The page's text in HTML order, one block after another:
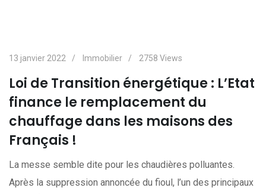
13 janvier 2022 Immobilier 2758 Views
Loi de Transition énergétique : L’Etat
finance le remplacement du
chauffage dans les maisons des
Français !
La messe semble dite pour les chaudières polluantes.
Après la suppression annoncée du fioul, l’un des principaux